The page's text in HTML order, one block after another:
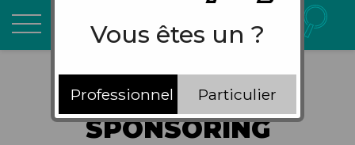
SPONSORING
Vous êtes un ?
Professionnel Particulier